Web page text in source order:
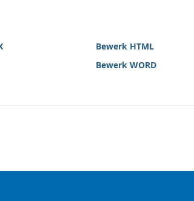
Bewerk HTML
Bewerk WORD